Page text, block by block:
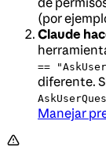
(por
Claude
==
diferente.
Manejar